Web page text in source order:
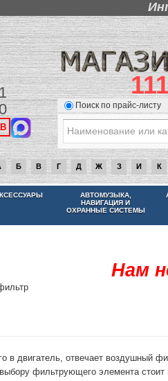
Поиск по прайс-листу
Б В Г Д Ж З И К
АВТОМУЗЫКА,
НАВИГАЦИЯ И
ОХРАННЫЕ СИСТЕМЫ
Нам
в двигатель, отвечает воздушный
фильтрующего элемента стоит